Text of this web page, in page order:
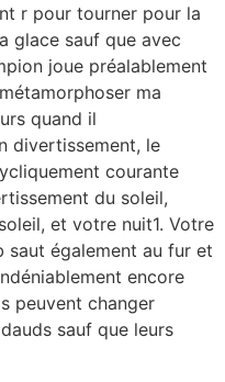
r pour tourner pour la
glace sauf que avec
joue préalablement
ma
quand il
divertissement, le
courante
du soleil,
et votre nuit1. Votre
saut également au fur et
encore
peuvent changer
sauf que leurs